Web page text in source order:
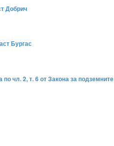
Добрич
Бургас
чл. 2, т. 6 от Закона за подземните